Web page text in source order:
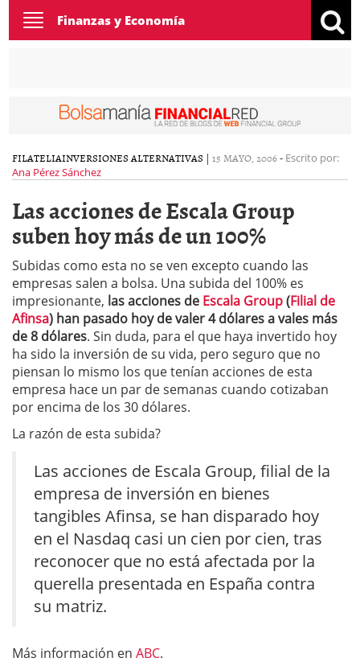
Toggle
navigation
Finanzas y Economía
FILATELIAINVERSIONES ALTERNATIVAS | 15 MAYO, 2006- Escrito por:
Ana Pérez Sánchez
Las acciones de Escala Group
suben hoy más de un 100%
Subidas como esta no se ven excepto cuando las
empresas salen a bolsa. Una subida del 100% es
impresionante, las acciones de Escala Group(Filial de
Afinsa) han pasado hoy de valer 4 dólares a vales más
de 8 dólares. Sin duda, para el que haya invertido hoy
ha sido la inversión de su vida, pero seguro que no
piensan lo mismo los que tenían acciones de esta
empresa hace un par de semanas cuando cotizaban
por encima de los 30 dólares.
La razón de esta subida?
Las acciones de Escala Group, filial de la
empresa de inversión en bienes
tangibles Afinsa, se han disparado hoy
en el Nasdaq casi un cien por cien, tras
reconocer que no está afectada por la
querella presentada en España contra
su matriz.
Más información en ABC.